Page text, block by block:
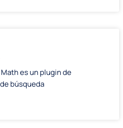
Math es un plugin de
búsqueda